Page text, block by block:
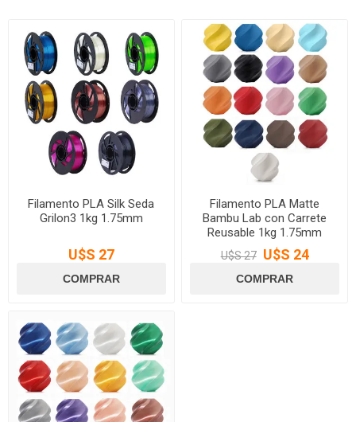
Filamento PLA Silk Seda
Grilon3 1kg 1.75mm
U$S 27
Filamento PLA Matte
Bambu Lab con Carrete
Reusable 1kg 1.75mm
U$S 27 U$S 24